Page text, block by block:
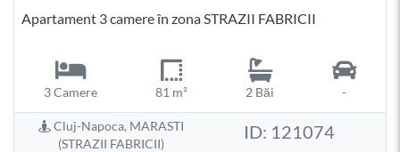
Apartament 3 camere în zona STRAZII FABRICII
3 Camere 81 m² 2 Băi -
Cluj-Napoca, MARASTI
(STRAZII FABRICII)
ID: 121074